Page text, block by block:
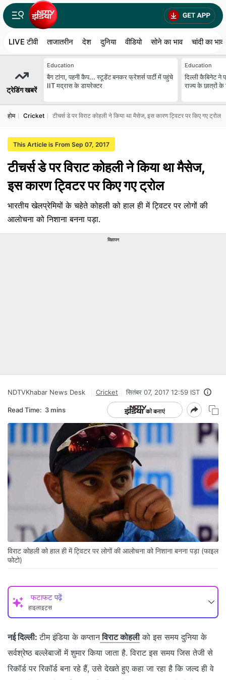
LIVE टीवी ताजातरीन देश दुनिया वीडियो सोने का भाव चांदी का भाव
ट्रेडिंग खबरें
Education
बैग टांगा, पहनी कैप... स्टूडेंट बनकर फ्रेशर्स पार्टी में पहुंचे
IIT मद्रास के डायरेक्टर
Education
दिल्ली कैबिनेट ने
राज्य के छात्रों के
होम Cricket टीचर्स डे पर विराट कोहली ने किया था मैसेज, इस कारण ट्विटर पर किए गए ट्रोल
This Article is From Sep 07, 2017
टीचर्स डे पर विराट कोहली ने किया था मैसेज,
इस कारण ट्विटर पर किए गए ट्रोल
भारतीय खेलप्रेमियों के चहेते कोहली को हाल ही में ट्विटर पर लोगों की
आलोचना को निशाना बनना पड़ा.
विज्ञापन
NDTVKhabar News Desk Cricket सितंबर 07, 2017 12:59 IST
Read Time: 3 mins
विराट कोहली को हाल ही में ट्विटर पर लोगों की आलोचना को निशाना बनना पड़ा (फाइल
फोटो)
फटाफट पढ़ें
हाइलाइट्स
नई दिल्‍ली: टीम इंडिया के कप्‍तानविराट कोहलीको इस समय दुनिया के
सर्वश्रेष्‍ठ बल्‍लेबाजों में शुमार किया जाता है. विराट इस समय जिस तेजी से
रिकॉर्ड पर रिकॉर्ड बना रहे हैं, उसे देखते हुए कहा जा रहा है कि जल्‍द ही वे